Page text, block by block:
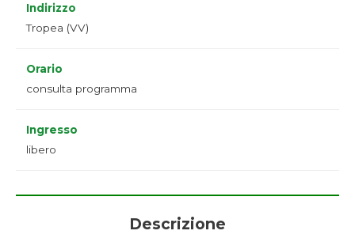
Indirizzo
Tropea (VV)
Orario
consulta programma
Ingresso
libero
Descrizione